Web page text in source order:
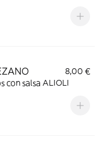
8,00 €
con salsa ALIOLI